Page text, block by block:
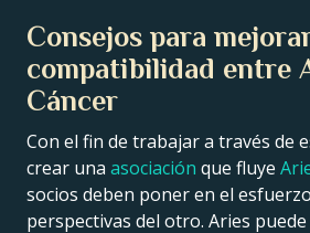
Consejos para mejorar
compatibilidad entre
Cáncer
Con el fin de trabajar a través de
crear una asociación que fluye
socios deben poner en el esfuerzo
perspectivas del otro. Aries puede